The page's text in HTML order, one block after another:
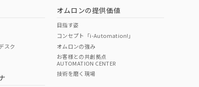
スク
オムロンの提供価値
目指す姿
コンセプト「i-Automation!」
オムロンの強み
お客様との共創拠点
AUTOMATION CENTER
技術を磨く現場